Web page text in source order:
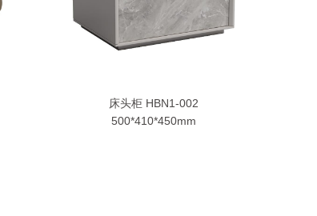
床头柜 HBN1-002
500*410*450mm